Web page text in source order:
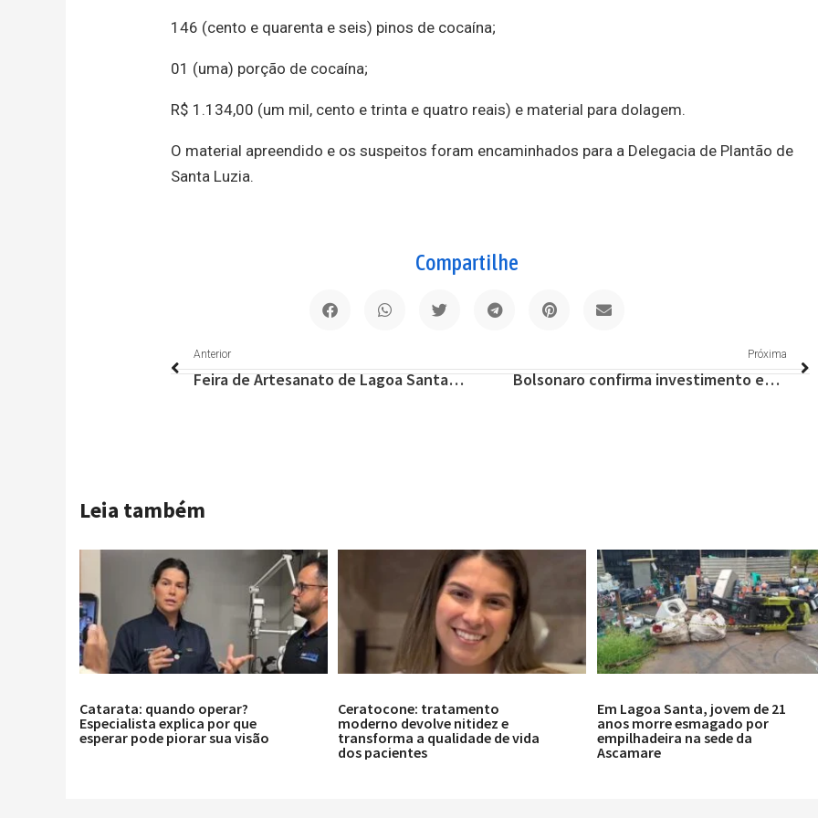
146 (cento e quarenta e seis) pinos de cocaína;
01 (uma) porção de cocaína;
R$ 1.134,00 (um mil, cento e trinta e quatro reais) e material para dolagem.
O material apreendido e os suspeitos foram encaminhados para a Delegacia de Plantão de
Santa Luzia.
Compartilhe
Anterior
Anterior
Feira de Artesanato de Lagoa Santa está liberada a partir deste domingo 6/09
Próxima
Bolsonaro confirma investimento em novo trecho do metrô de Belo Horizonte
Leia também
Catarata: quando operar?
Especialista explica por que
esperar pode piorar sua visão
Ceratocone: tratamento
moderno devolve nitidez e
transforma a qualidade de vida
dos pacientes
Em Lagoa Santa, jovem de 21
anos morre esmagado por
empilhadeira na sede da
Ascamare